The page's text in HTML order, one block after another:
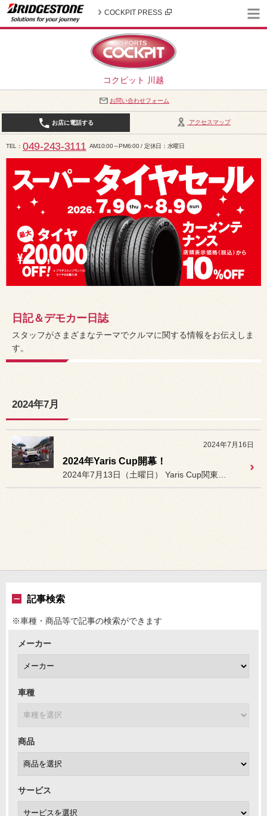
コクピット 川越
COCKPIT PRESS
お問い合わせフォーム
アクセスマップ
お店に電話する
TEL 049-243-3111 AM10:00～PM6:00 / 定休日：水曜日
日記＆デモカー日誌
スタッフがさまざまなテーマでクルマに関する情報をお伝えしま
す。
2024年7月
2024年7月16日
2024年Yaris Cup開幕！
記事検索
※車種・商品等で記事の検索ができます
メーカー
車種
商品
サービス